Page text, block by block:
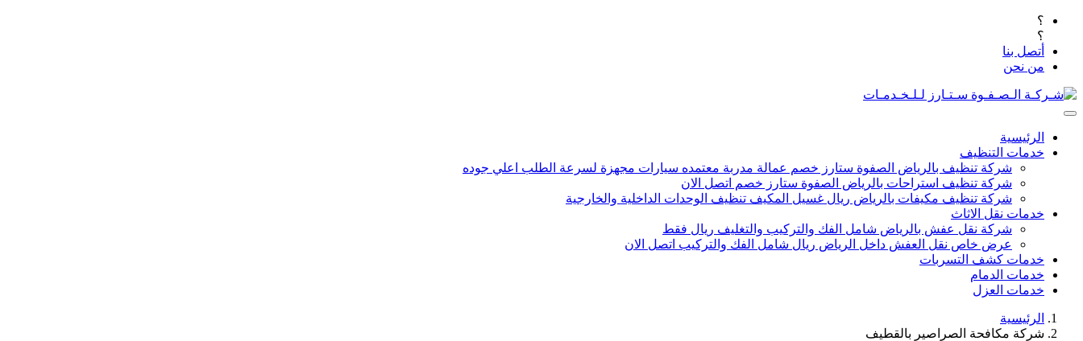
؟
؟
أتصل بنا
من نحن
الرئيسية
خدمات التنظيف
شركة تنظيف بالرياض الصفوة ستارز خصم عمالة مدربة معتمده سيارات مجهزة لسرعة الطلب اعلي جوده
شركة تنظيف استراحات بالرياض الصفوة ستارز خصم اتصل الان
شركة تنظيف مكيفات بالرياض ريال غسيل المكيف تنظيف الوحدات الداخلية والخارجية
خدمات نقل الاثاث
شركة نقل عفش بالرياض شامل الفك والتركيب والتغليف ريال فقط
عرض خاص نقل العفش داخل الرياض ريال شامل الفك والتركيب اتصل الان
خدمات كشف التسربات
خدمات الدمام
خدمات العزل
الرئيسية
شركة مكافحة الصراصير بالقطيف